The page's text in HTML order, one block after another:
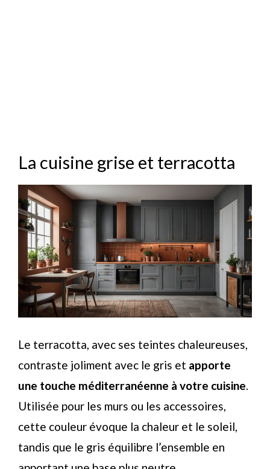
La cuisine grise et terracotta
Le terracotta, avec ses teintes chaleureuses,
contraste joliment avec le gris et apporte
une touche méditerranéenne à votre cuisine.
Utilisée pour les murs ou les accessoires,
cette couleur évoque la chaleur et le soleil,
tandis que le gris équilibre l’ensemble en